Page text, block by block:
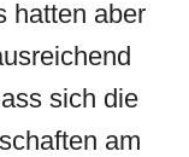
hatten aber
sich die
am